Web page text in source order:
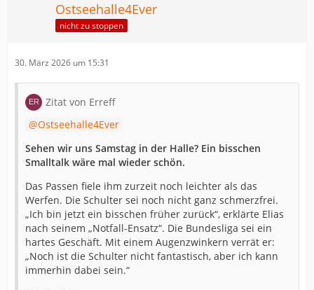
Ostseehalle4Ever
nicht zu stoppen
30. März 2026 um 15:31
Zitat von Erreff
Ostseehalle4Ever
Sehen wir uns Samstag in der Halle? Ein bisschen
Smalltalk wäre mal wieder schön.
Das Passen fiele ihm zurzeit noch leichter als das
Werfen. Die Schulter sei noch nicht ganz schmerzfrei.
„Ich bin jetzt ein bisschen früher zurück“, erklärte Elias
nach seinem „Notfall-Ensatz“. Die Bundesliga sei ein
hartes Geschäft. Mit einem Augenzwinkern verrät er:
„Noch ist die Schulter nicht fantastisch, aber ich kann
immerhin dabei sein.“